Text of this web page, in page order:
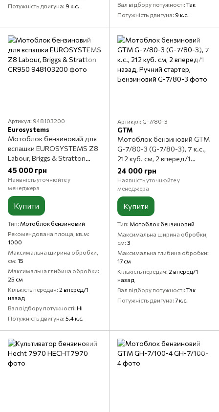
Потужність двигуна 9 к.с.
Вал відбору потужності Так
Потужність двигуна 9 к.с.
Артикул: 948103200
Eurosystems
Мотоблок бензиновий для
вспашки EUROSYSTEMS Z8
Labour, Briggs & Stratton
CR950
45 000 грн
Наявність уточнюйте у
менеджера
Купити
Тип Мотоблок бензиновий
Рекомендована площа, кв.м
1000
Максимальна ширина обробки,
см 15
Максимальна глибина обробки
25 см
Кількість передач 2 вперед/1
назад
Вал відбору потужності Ні
Потужність двигуна 5.4 к.с.
Артикул: G-7/80-3
GTM
Мотоблок бензиновий GTM
G-7/80-3 (G-7/80-3), 7 к.с.,
212 куб. см, 2 вперед/1
назад, Ручний стартер,
Бензиновий
24 000 грн
Наявність уточнюйте у
менеджера
Купити
Тип Мотоблок бензиновий
Максимальна ширина обробки,
см 3
Максимальна глибина обробки
17 см
Кількість передач 2 вперед/1
назад
Вал відбору потужності Так
Потужність двигуна 7 к.с.